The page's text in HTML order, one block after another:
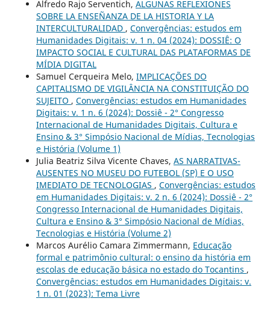
Alfredo Rajo Serventich, ALGUNAS REFLEXIONES
SOBRE LA ENSEÑANZA DE LA HISTORIA Y LA
INTERCULTURALIDAD , Convergências: estudos em
Humanidades Digitais: v. 1 n. 04 (2024): DOSSIÊ: O
IMPACTO SOCIAL E CULTURAL DAS PLATAFORMAS DE
MÍDIA DIGITAL
Samuel Cerqueira Melo, IMPLICAÇÕES DO
CAPITALISMO DE VIGILÂNCIA NA CONSTITUIÇÃO DO
SUJEITO , Convergências: estudos em Humanidades
Digitais: v. 1 n. 6 (2024): Dossiê - 2° Congresso
Internacional de Humanidades Digitais, Cultura e
Ensino & 3° Simpósio Nacional de Mídias, Tecnologias
e História (Volume 1)
Julia Beatriz Silva Vicente Chaves, AS NARRATIVAS-
AUSENTES NO MUSEU DO FUTEBOL (SP) E O USO
IMEDIATO DE TECNOLOGIAS , Convergências: estudos
em Humanidades Digitais: v. 2 n. 6 (2024): Dossiê - 2°
Congresso Internacional de Humanidades Digitais,
Cultura e Ensino & 3° Simpósio Nacional de Mídias,
Tecnologias e História (Volume 2)
Marcos Aurélio Camara Zimmermann, Educação
formal e patrimônio cultural: o ensino da história em
escolas de educação básica no estado do Tocantins ,
Convergências: estudos em Humanidades Digitais: v.
1 n. 01 (2023): Tema Livre